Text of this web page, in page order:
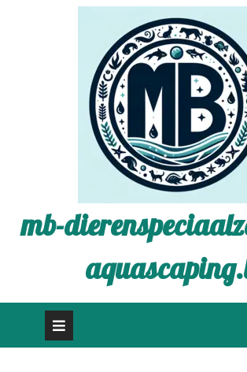
mb-